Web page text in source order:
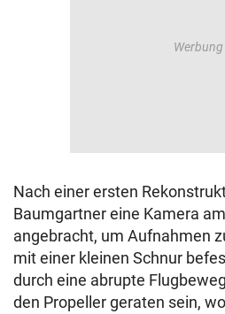
Nach einer ersten
Baumgartner eine Kamera
angebracht, um Aufnahmen
mit einer kleinen Schnur
durch eine abrupte
den Propeller geraten sein,